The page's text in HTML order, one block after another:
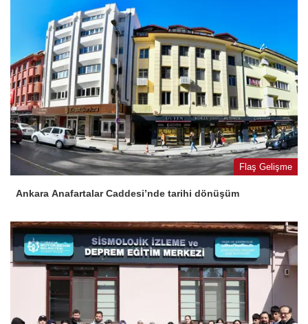
Flaş Gelişme
Ankara Anafartalar Caddesi’nde tarihi dönüşüm